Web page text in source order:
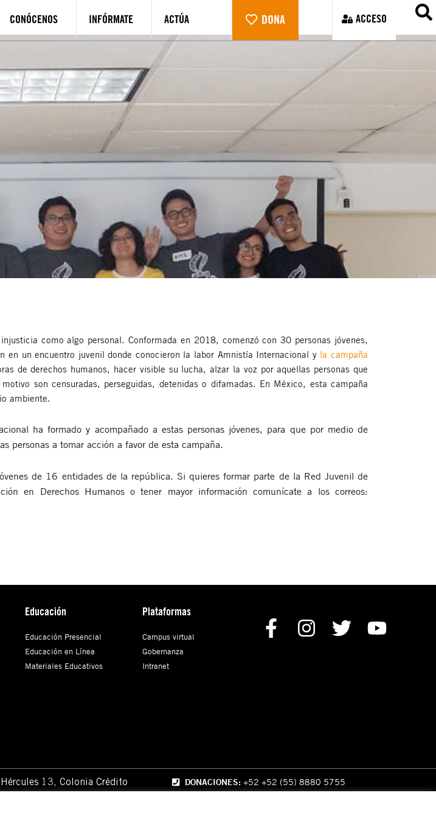
CONÓCENOS INFÓRMATE ACTÚA DONA ACCESO
como algo personal. Conformada en 2018, comenzó con 30 personas jóvenes,
un encuentro juvenil donde conocieron la labor Amnistía Internacional y la campaña
de derechos humanos, hacer visible su lucha, alzar la voz por aquellas personas que
son censuradas, perseguidas, detenidas o difamadas. En México, esta campaña
ambiente.
ha formado y acompañado a estas personas jóvenes, para que por medio de
personas a tomar acción a favor de esta campaña.
de 16 entidades de la república. Si quieres formar parte de la Red Juvenil de
en Derechos Humanos o tener mayor información comunícate a los correos:
Educación
Educación Presencial
Educación en Línea
Materiales Educativos
Plataformas
Campus virtual
Gobernanza
Intranet
13, Colonia Crédito
DONACIONES: +52 +52 (55) 8880 5755